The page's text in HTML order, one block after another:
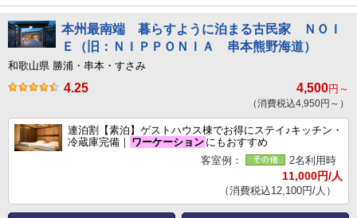
本州最南端 暮らすように泊まる古民家 ＮＯＩ
Ｅ（旧：ＮＩＰＰＯＮＩＡ 串本熊野海道）
和歌山県 勝浦・串本・すさみ
4.25 4,500円～
（消費税込4,950円～）
連泊割【素泊】ゲストハウス棟でお得にステイ♪キッチン・
冷蔵庫完備｜ ワーケーション にもおすすめ
客室例：
2名利用時
11,000円/人
（消費税込12,100円/人）